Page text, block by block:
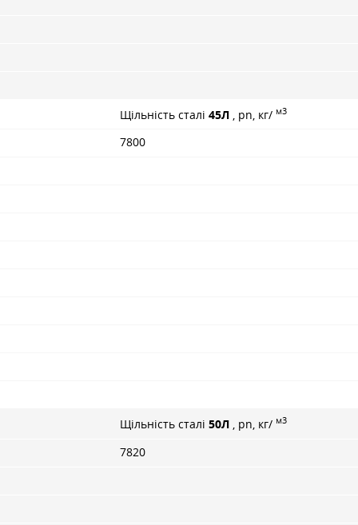
Щільність сталі 45Л , pn, кг/ м3
7800
Щільність сталі 50Л , pn, кг/ м3
7820